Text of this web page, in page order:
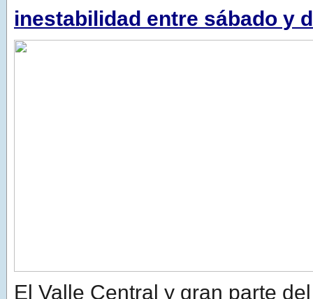
inestabilidad entre sábado y
El Valle Central y gran parte